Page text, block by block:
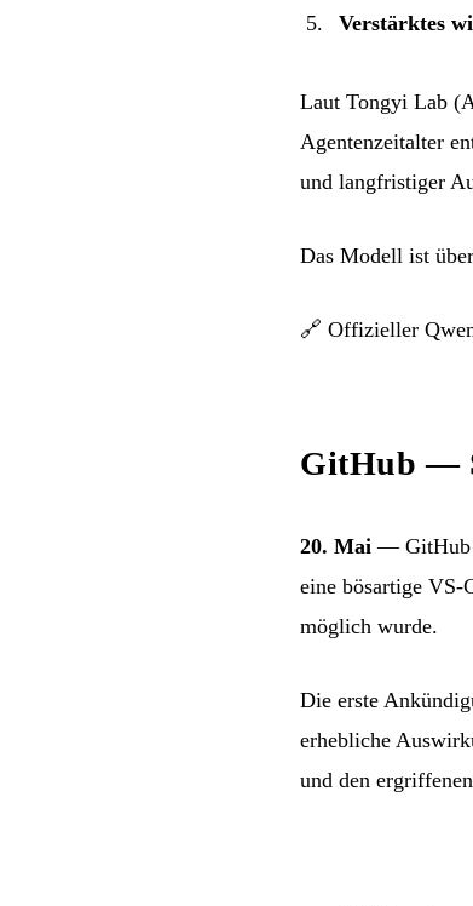
Verstärktes
Laut Tongyi Lab
Agentenzeitalter
und langfristiger
Das Modell ist
🔗 Offizieller
GitHub —
20. Mai — GitHub
eine bösartige
möglich wurde.
Die erste
erhebliche
und den